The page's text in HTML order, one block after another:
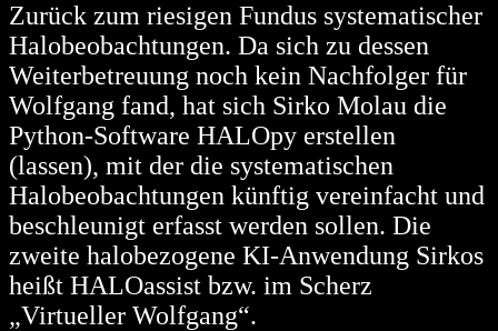
Zurück zum riesigen Fundus systematischer
Halobeobachtungen. Da sich zu dessen
Weiterbetreuung noch kein Nachfolger für
Wolfgang fand, hat sich Sirko Molau die
Python-Software HALOpy erstellen
(lassen), mit der die systematischen
Halobeobachtungen künftig vereinfacht und
beschleunigt erfasst werden sollen. Die
zweite halobezogene KI-Anwendung Sirkos
heißt HALOassist bzw. im Scherz
„Virtueller Wolfgang“.